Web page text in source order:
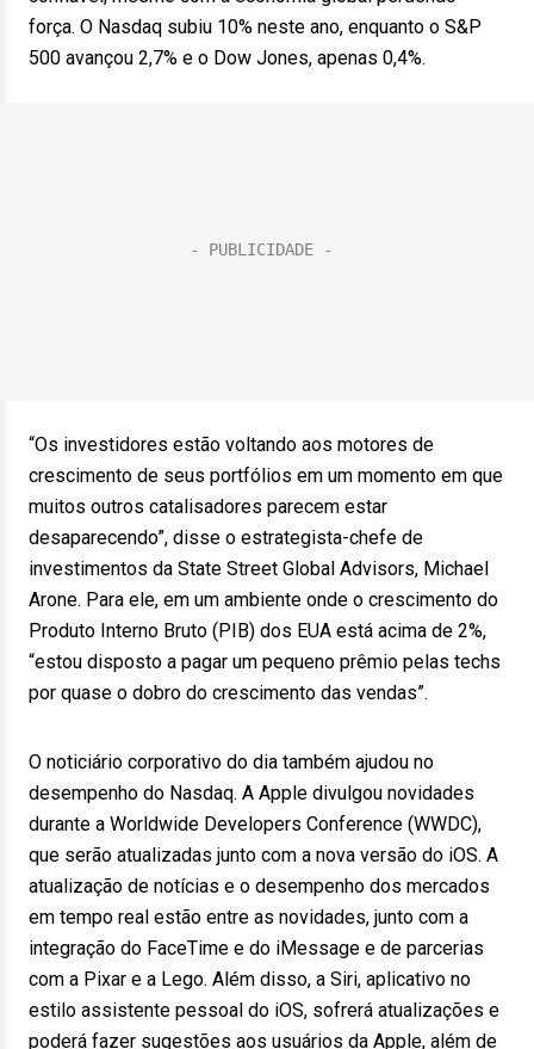
força. O Nasdaq subiu 10% neste ano, enquanto o S&P
500 avançou 2,7% e o Dow Jones, apenas 0,4%.
“Os investidores estão voltando aos motores de
crescimento de seus portfólios em um momento em que
muitos outros catalisadores parecem estar
desaparecendo”, disse o estrategista-chefe de
investimentos da State Street Global Advisors, Michael
Arone. Para ele, em um ambiente onde o crescimento do
Produto Interno Bruto (PIB) dos EUA está acima de 2%,
“estou disposto a pagar um pequeno prêmio pelas techs
por quase o dobro do crescimento das vendas”.
O noticiário corporativo do dia também ajudou no
desempenho do Nasdaq. A Apple divulgou novidades
durante a Worldwide Developers Conference (WWDC),
que serão atualizadas junto com a nova versão do iOS. A
atualização de notícias e o desempenho dos mercados
em tempo real estão entre as novidades, junto com a
integração do FaceTime e do iMessage e de parcerias
com a Pixar e a Lego. Além disso, a Siri, aplicativo no
estilo assistente pessoal do iOS, sofrerá atualizações e
poderá fazer sugestões aos usuários da Apple, além de